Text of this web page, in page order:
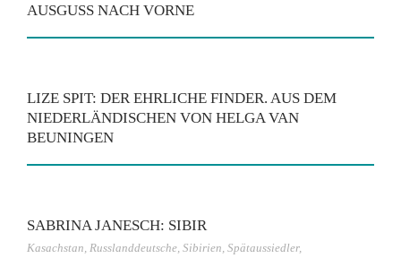
USGUSS NACH VORNE
LIZE SPIT: DER EHRLICHE FINDER. AUS DEM
NIEDERLÄNDISCHEN VON HELGA VAN
BEUNINGEN
SABRINA JANESCH: SIBIR
Kasachstan, Russlanddeutsche, Sibirien, Spätaussiedler,